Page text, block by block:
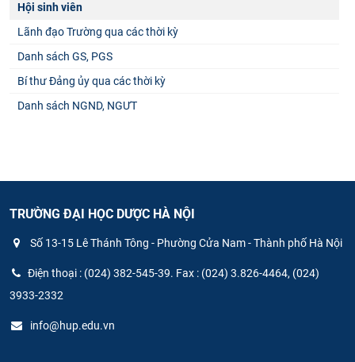
Hội sinh viên
Lãnh đạo Trường qua các thời kỳ
Danh sách GS, PGS
Bí thư Đảng ủy qua các thời kỳ
Danh sách NGND, NGƯT
TRƯỜNG ĐẠI HỌC DƯỢC HÀ NỘI
Số 13-15 Lê Thánh Tông - Phường Cửa Nam - Thành phố Hà Nội
Điện thoại : (024) 382-545-39. Fax : (024) 3.826-4464, (024)
3933-2332
info@hup.edu.vn